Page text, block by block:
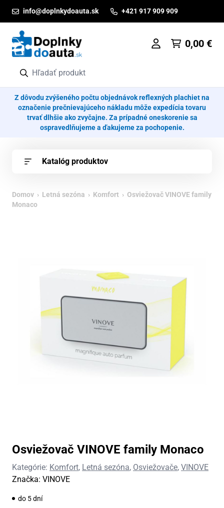
info@doplnkydoauta.sk +421 917 909 909
0,00 €
Z dôvodu zvýšeného počtu objednávok reflexných plachiet na
označenie prečnievajúceho nákladu môže expedícia tovaru
trvať dlhšie ako zvyčajne. Za prípadné oneskorenie sa
ospravedlňujeme a ďakujeme za pochopenie.
Katalóg produktov
Domov › Letná sezóna › Komfort › Osviežovač VINOVE family
Monaco
Osviežovač VINOVE family Monaco
Kategórie: Komfort, Letná sezóna, Osviežovače, VINOVE
Značka: VINOVE
do 5 dní